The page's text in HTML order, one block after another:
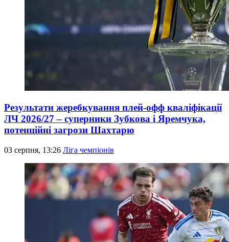
Результати жеребкування плей-офф кваліфікації
ЛЧ 2026/27 – суперники Зубкова і Яремчука,
потенційні загрози Шахтарю
03 серпня, 13:26 Ліга чемпіонів